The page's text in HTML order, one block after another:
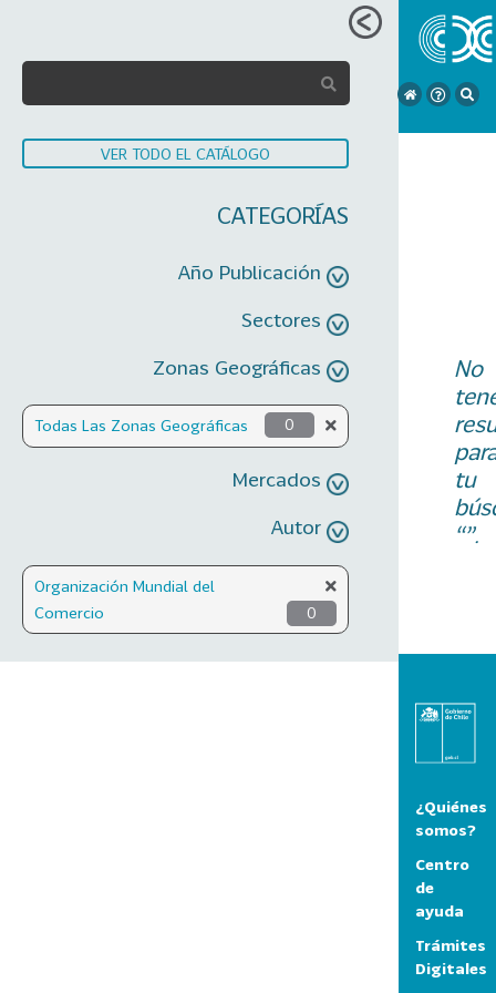
VER TODO EL CATÁLOGO
CATEGORÍAS
Año Publicación
Sectores
Zonas Geográficas
Todas Las Zonas Geográficas 0
Mercados
Autor
Organización Mundial del
Comercio
0
No
tu
“”.
¿Quiénes
somos?
Centro
de
ayuda
Trámites
Digitales